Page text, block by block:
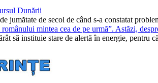
Dunării
jumătate de secol de când s-a constatat
mintea cea de pe urmă”. Astăzi,
să instituie stare de alertă în energie, pentru